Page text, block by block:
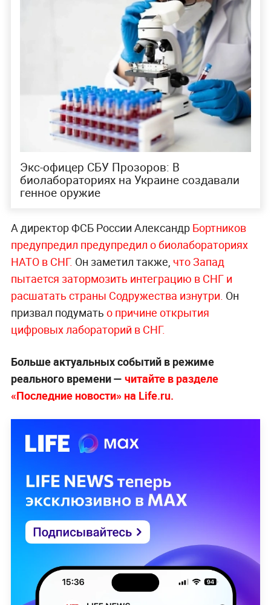
Экс-офицер СБУ Прозоров: В
биолабораториях на Украине создавали
генное оружие
А директор ФСБ России Александр Бортников
предупредил предупредил о биолабораториях
НАТО в СНГ. Он заметил также, что Запад
пытается затормозить интеграцию в СНГ и
расшатать страны Содружества изнутри. Он
призвал подумать о причине открытия
цифровых лабораторий в СНГ.
Больше актуальных событий в режиме
реального времени — читайте в разделе
«Последние новости» на Life.ru.